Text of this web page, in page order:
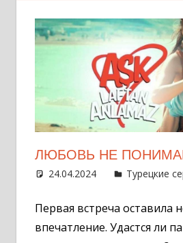
ЛЮБОВЬ НЕ
24.04.2024 Турецкие
Первая встреча оставила
впечатление. Удастся ли